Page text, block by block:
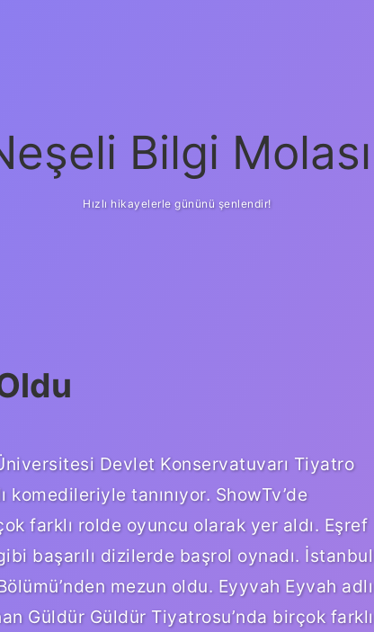
Bilgi Molası
Hızlı hikayelerle gününü şenlendir!
Devlet Konservatuvarı Tiyatro
tanınıyor. ShowTv’de
farklı rolde oyuncu olarak yer aldı. Eşref
başarılı dizilerde başrol oynadı. İstanbul
mezun oldu. Eyyvah Eyvah adlı
Güldür Güldür Tiyatrosu’nda birçok farklı